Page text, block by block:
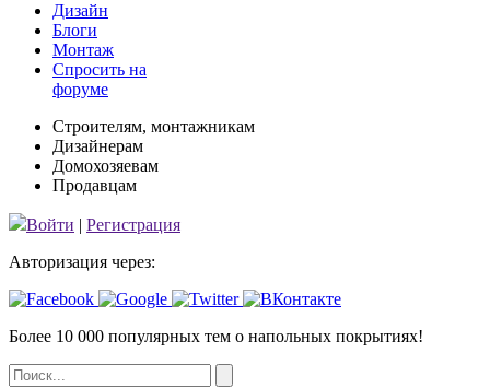
Дизайн
Блоги
Монтаж
Спросить на
форуме
Строителям, монтажникам
Дизайнерам
Домохозяевам
Продавцам
Войти | Регистрация
Авторизация через:
Более 10 000 популярных тем о напольных покрытиях!